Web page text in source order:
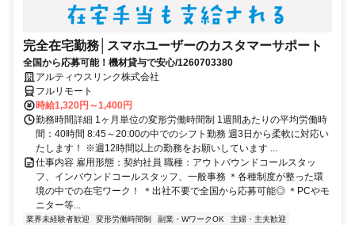
完全在宅勤務│スマホユーザーのカスタマーサポート
全国から応募可能！機材貸与で安心/1260703380
アルティウスリンク株式会社
フルリモート
時給1,320円～1,400円
勤務時間詳細 1ヶ月単位の変形労働時間制 1週間あたりの平均労働時
間：40時間 8:45～20:00の中でのシフト勤務 週3日から柔軟に対応い
たします！ ※週12時間以上の勤務をお願いしています ...
仕事内容 雇用形態：契約社員 職種：アウトバウンドコールスタッ
フ、インバウンドコールスタッフ、一般事務 ＊各種制度が整った環
境の中での在宅ワーク！ ＊出社不要で全国から応募可能◎ ＊PCやモ
ニター等...
業界未経験者歓迎 変形労働時間制 副業・WワークOK
主婦・主夫歓迎